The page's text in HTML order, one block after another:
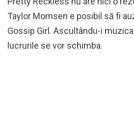
Taylor Momsen e posibil să fi
Gossip Girl. Ascultându-i
lucrurile se vor schimba.